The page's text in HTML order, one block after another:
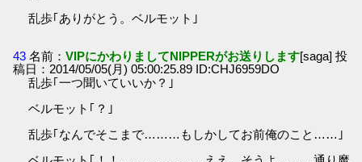
乱歩｢ありがとう。ベルモット｣
43 名前：VIPにかわりましてNIPPERがお送りします[saga] 投
稿日：2014/05/05(月) 05:00:25.89 ID:CHJ6959DO
乱歩｢一つ聞いていいか？｣
ベルモット｢？｣
乱歩｢なんでそこまで………もしかしてお前俺のこと……｣